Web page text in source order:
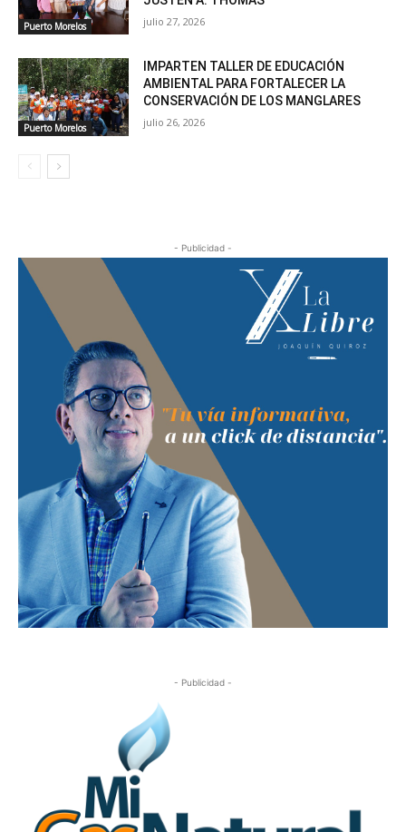
Puerto Morelos julio 27, 2026
Puerto Morelos
IMPARTEN TALLER DE EDUCACIÓN
AMBIENTAL PARA FORTALECER LA
CONSERVACIÓN DE LOS MANGLARES
julio 26, 2026
- Publicidad -
- Publicidad -